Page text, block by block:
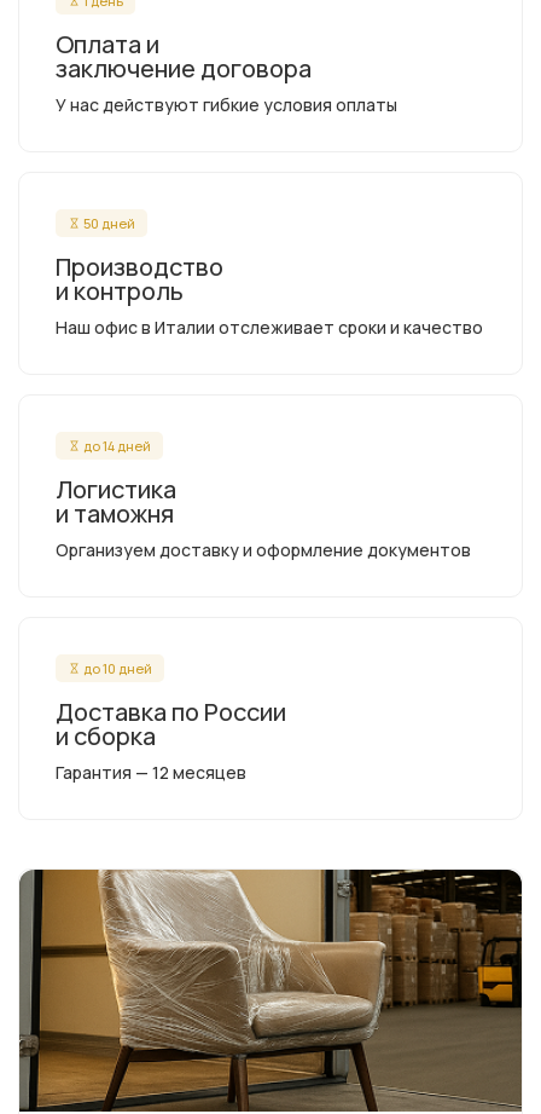
Оплата и
заключение договора
У нас действуют гибкие условия оплаты
50 дней
Производство
и контроль
Наш офис в Италии отслеживает сроки и качество
до 14 дней
Логистика
и таможня
Организуем доставку и оформление документов
до 10 дней
Доставка по России
и сборка
Гарантия — 12 месяцев